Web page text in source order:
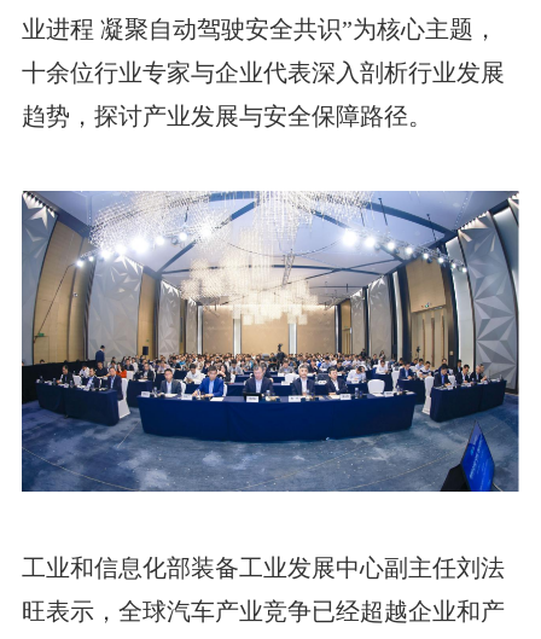
业进程 凝聚自动驾驶安全共识”为核心主题，
十余位行业专家与企业代表深入剖析行业发展
趋势，探讨产业发展与安全保障路径。
工业和信息化部装备工业发展中心副主任刘法
旺表示，全球汽车产业竞争已经超越企业和产